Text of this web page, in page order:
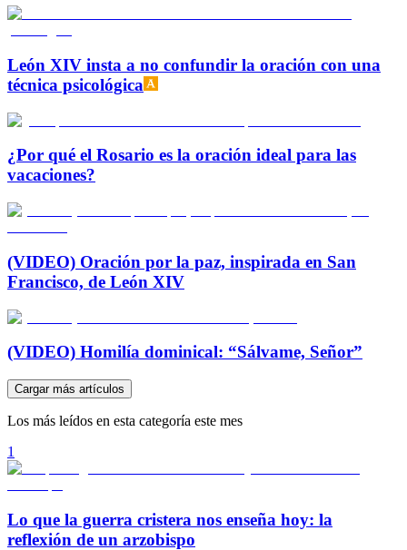
León XIV insta a no confundir la oración con una
técnica psicológica
¿Por qué el Rosario es la oración ideal para las
vacaciones?
(VIDEO) Oración por la paz, inspirada en San
Francisco, de León XIV
(VIDEO) Homilía dominical: “Sálvame, Señor”
Cargar más artículos
Los más leídos en esta categoría este mes
1
Lo que la guerra cristera nos enseña hoy: la
reflexión de un arzobispo